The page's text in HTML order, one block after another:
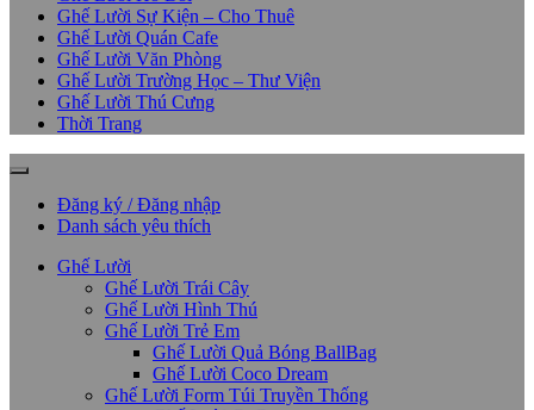
Ghế Lười Sự Kiện – Cho Thuê
Ghế Lười Quán Cafe
Ghế Lười Văn Phòng
Ghế Lười Trường Học – Thư Viện
Ghế Lười Thú Cưng
Thời Trang
Đăng ký / Đăng nhập
Danh sách yêu thích
Ghế Lười
Ghế Lười Trái Cây
Ghế Lười Hình Thú
Ghế Lười Trẻ Em
Ghế Lười Quả Bóng BallBag
Ghế Lười Coco Dream
Ghế Lười Form Túi Truyền Thống